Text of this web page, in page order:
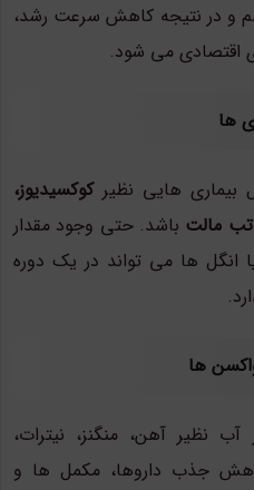
و در نتیجه کاهش سرعت رشد،
اقتصادی می شود.
ها
بیماری هایی نظیرکوکسیدیوز،
تب مالت باشد. حتی وجود مقدار
انگل ها می تواند در یک دوره
ها
نظیر آهن، منگنز، نیترات،
جذب داروها، مکمل ها و